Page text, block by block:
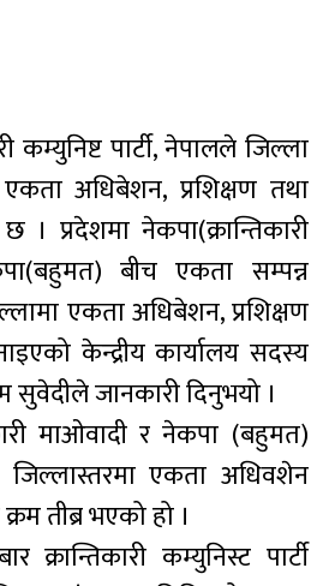
कम्युनिष्ट पार्टी, नेपालले जिल्ला
अधिबेशन, प्रशिक्षण तथा
। प्रदेशमा नेकपा(क्रान्तिकारी
बीच एकता सम्पन्न
एकता अधिबेशन, प्रशिक्षण
केन्द्रीय कार्यालय सदस्य
सुवेदीले जानकारी दिनुभयो ।
माओवादी र नेकपा (बहुमत)
एकता अधिवशेन
तीब्र भएको हो ।
क्रान्तिकारी कम्युनिस्ट पार्टी